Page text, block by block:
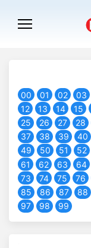
00
01 02 03
12
13 14 15
25
26 27 28
37
38 39 40
49
50 51 52
61
62 63 64
73
74 75 76
85
86 87 88
97
98 99